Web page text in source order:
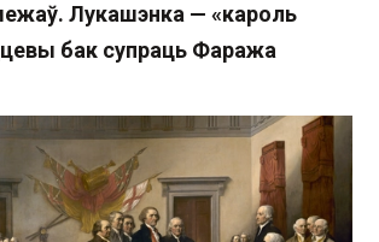
Лукашэнка — «кароль
бак супраць Фаража